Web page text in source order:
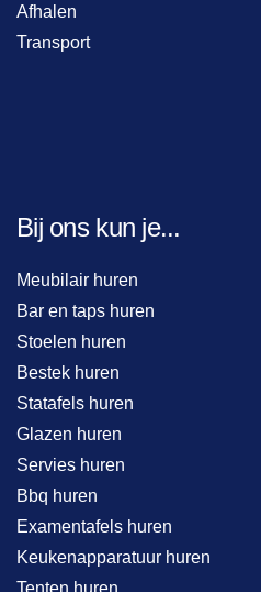
Afhalen
Transport
Bij ons kun je...
Meubilair huren
Bar en taps huren
Stoelen huren
Bestek huren
Statafels huren
Glazen huren
Servies huren
Bbq huren
Examentafels huren
Keukenapparatuur huren
Tenten huren